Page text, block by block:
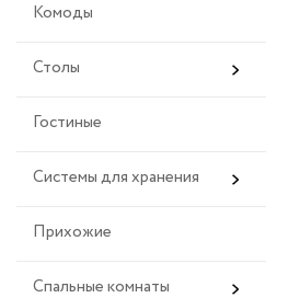
Комоды
Столы
Гостиные
Системы для хранения
Прихожие
Спальные комнаты